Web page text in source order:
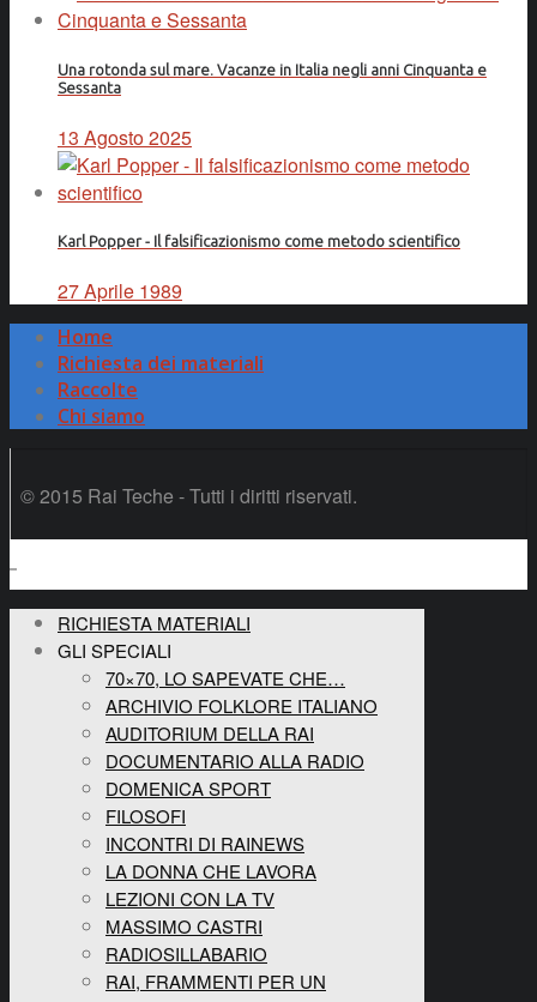
Una rotonda sul mare. Vacanze in Italia negli anni Cinquanta e
Sessanta
13 Agosto 2025
Karl Popper - Il falsificazionismo come metodo scientifico
27 Aprile 1989
Home
Richiesta dei materiali
Raccolte
Chi siamo
© 2015 Rai Teche - Tutti i diritti riservati.
RICHIESTA MATERIALI
GLI SPECIALI
70×70, LO SAPEVATE CHE…
ARCHIVIO FOLKLORE ITALIANO
AUDITORIUM DELLA RAI
DOCUMENTARIO ALLA RADIO
DOMENICA SPORT
FILOSOFI
INCONTRI DI RAINEWS
LA DONNA CHE LAVORA
LEZIONI CON LA TV
MASSIMO CASTRI
RADIOSILLABARIO
RAI, FRAMMENTI PER UN